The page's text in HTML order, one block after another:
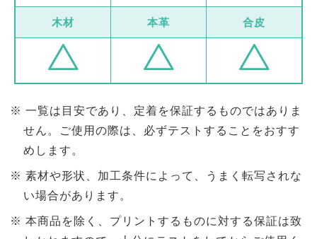
木材 本革 合皮
一覧は目安であり、定着を保証するものではありま
せん。ご使用の際は、必ずテストすることをおすす
めします。
素材や形状、加工条件によって、うまく転写されな
い場合があります。
本商品を除く、プリントするものに対する保証は致